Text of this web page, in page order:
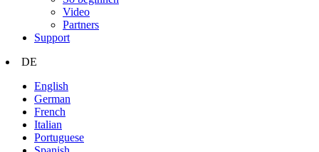
Video
Partners
Support
DE
English
German
French
Italian
Portuguese